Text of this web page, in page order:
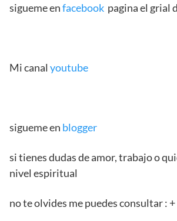
sigueme enfacebook pagina el grial
Mi canal youtube
sigueme en blogger
si tienes dudas de amor, trabajo o
nivel espiritual
no te olvides me puedes consultar :